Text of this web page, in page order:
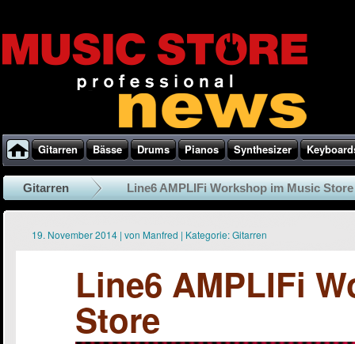
Gitarren Bässe Drums Pianos Synthesizer
Gitarren Line6 AMPLIFi Workshop im Music Store
19. November 2014 | von Manfred | Kategorie:Gitarren
Line6 AMPLIFi
Store